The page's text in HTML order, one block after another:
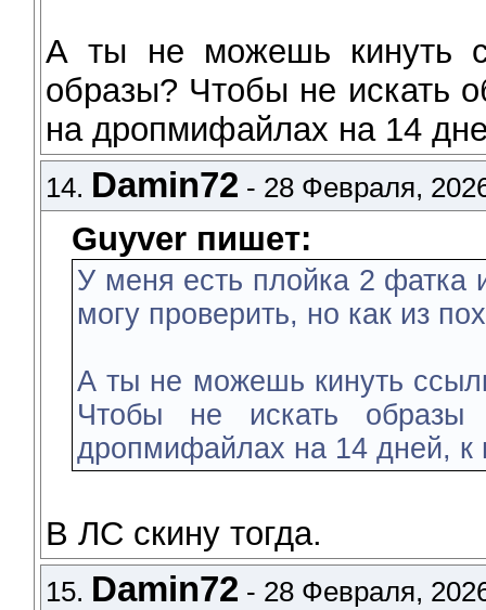
А ты не можешь кинуть
образы? Чтобы не искать
на дропмифайлах на 14
14. Damin72 - 28 Февраля,
Guyver пишет:
У меня есть плойка 2 фатка
могу проверить, но как из
А ты не можешь кинуть
Чтобы не искать
дропмифайлах на 14 дней, к
В ЛС скину тогда.
15. Damin72 - 28 Февраля,